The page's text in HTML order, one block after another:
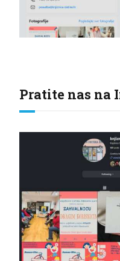
Pratite nas na